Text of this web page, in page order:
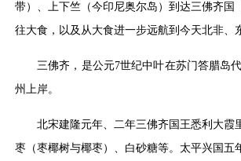
带）、上下竺（今印尼奥尔岛）到达三佛齐
往大食，以及从大食进一步远航到今天北非、
三佛齐，是公元7世纪中叶在苏门答腊岛
州上岸。
北宋建隆元年、二年三佛齐国王悉利大
枣（枣椰树与椰枣）、白砂糖等。太平兴国五